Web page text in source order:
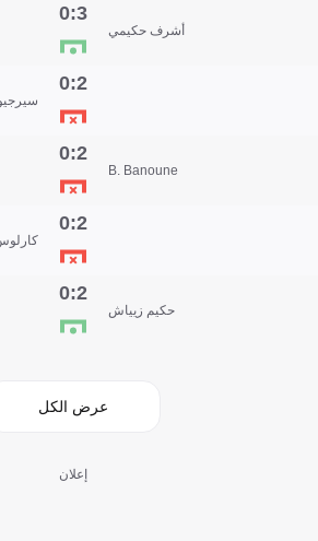
أشرف حكيمي
3:0
2:0
B. Banoune
2:0
2:0
حكيم زيياش
2:0
عرض الكل
إعلان